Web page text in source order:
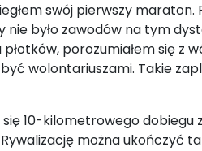
swój pierwszy
nie było zawodów na tym
porozumiałem się z
być wolontariuszami. Takie
10-kilometrowego
można ukończyć